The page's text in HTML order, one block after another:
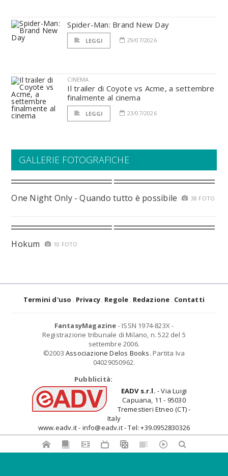
Spider-Man: Brand New Day
LEGGI 29/07/2026
CINEMA
Il trailer di Coyote vs Acme, a settembre
finalmente al cinema
LEGGI 23/07/2026
GALLERIE FOTOGRAFICHE
One Night Only - Quando tutto è possibile 38 FOTO
Hokum 10 FOTO
Termini d'uso Privacy Regole Redazione Contatti
FantasyMagazine - ISSN 1974-823X -
Registrazione tribunale di Milano, n. 522 del 5
settembre 2006.
©2003 Associazione Delos Books. Partita Iva
04029050962.
Pubblicità:
EADV s.r.l. - Via Luigi
Capuana, 11 - 95030
Tremestieri Etneo (CT) -
Italy
www.eadv.it - info@eadv.it - Tel: +39.0952830326